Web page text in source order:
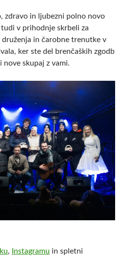
zdravo in ljubezni polno novo
v prihodnje skrbeli za
druženja in čarobne trenutke v
ker ste del brenčaških zgodb
nove skupaj z vami.
, Instagramu in spletni